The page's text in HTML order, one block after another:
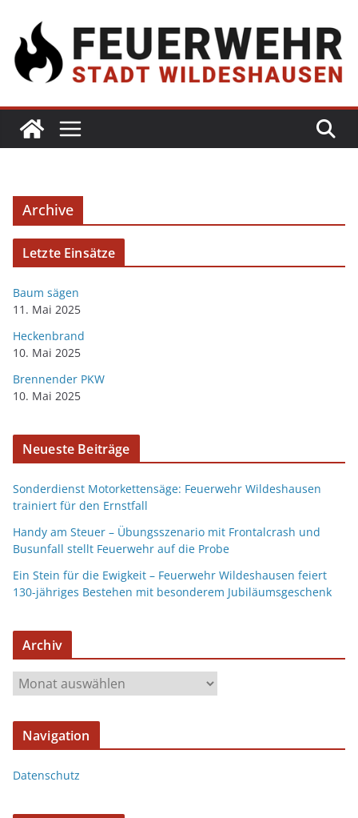
Archive
Letzte Einsätze
Baum sägen
11. Mai 2025
Heckenbrand
10. Mai 2025
Brennender PKW
10. Mai 2025
Neueste Beiträge
Sonderdienst Motorkettensäge: Feuerwehr Wildeshausen
trainiert für den Ernstfall
Handy am Steuer – Übungsszenario mit Frontalcrash und
Busunfall stellt Feuerwehr auf die Probe
Ein Stein für die Ewigkeit – Feuerwehr Wildeshausen feiert
130-jähriges Bestehen mit besonderem Jubiläumsgeschenk
Archiv
Navigation
Datenschutz